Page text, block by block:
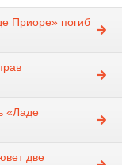
Приоре» погиб
«Ладе
две